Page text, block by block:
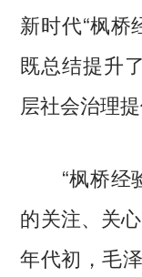
新时代“枫桥
既总结提升
层社会治理
“枫桥经验
的关注、关
年代初，毛